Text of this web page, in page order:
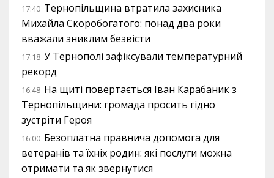
17:40 Тернопільщина втратила захисника
Михайла Скоробогатого: понад два роки
вважали зниклим безвісти
17:18 У Тернополі зафіксували температурний
рекорд
16:48 На щиті повертається Іван Карабаник з
Тернопільщини: громада просить гідно
зустріти Героя
16:00 Безоплатна правнича допомога для
ветеранів та їхніх родин: які послуги можна
отримати та як звернутися